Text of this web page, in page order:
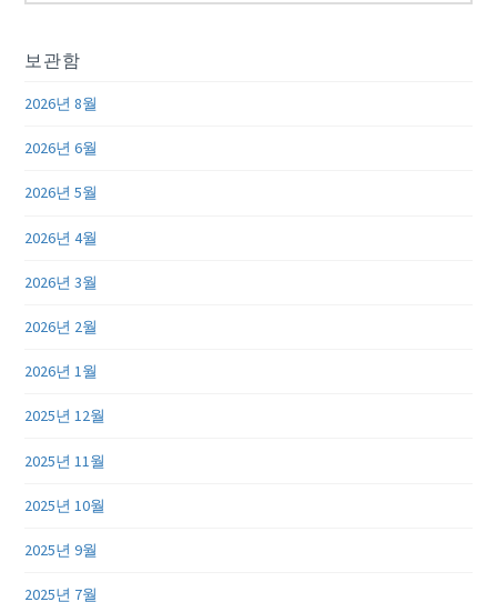
보관함
2026년 8월
2026년 6월
2026년 5월
2026년 4월
2026년 3월
2026년 2월
2026년 1월
2025년 12월
2025년 11월
2025년 10월
2025년 9월
2025년 7월